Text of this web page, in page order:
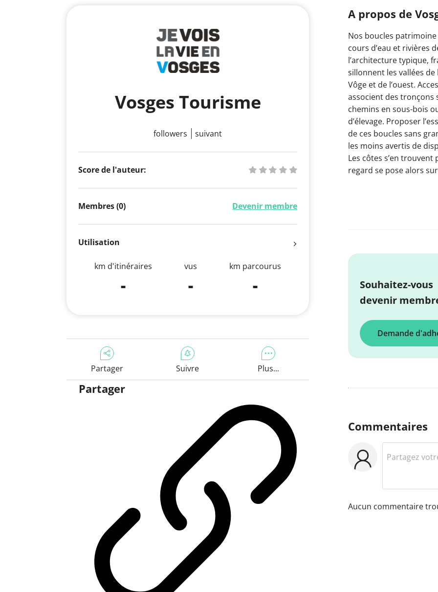
Vosges Tourisme
followers suivant
Score de l'auteur:
Membres (0) Devenir membre
Utilisation
km d'itinéraires
-
vus
-
km parcourus
-
Partager Suivre Plus...
Partager
A propos de
Nos boucles
cours d’eau et rivières
l’architecture typique,
sillonnent les vallées de
Vôge et de l’ouest.
associent des tronçons
chemins en sous-bois
d’élevage. Proposer
de ces boucles sans
les moins avertis de
Les côtes s’en
regard se pose alors
Souhaitez-vous
devenir
Demande
Commentaires
Aucun commentaire